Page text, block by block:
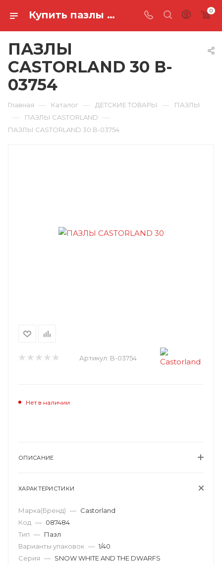
Купить пазлы castorland 30 B-03754 в Ростове-на-Дону 0
ПАЗЛЫ
CASTORLAND 30 B-
03754
Главная — Каталог — ДЕТСКИЕ ТОВАРЫ — ПАЗЛЫ
— ПАЗЛЫ CASTORLAND —
ПАЗЛЫ CASTORLAND 30 B-03754
Артикул: B-03754
Нет в наличии
ОПИСАНИЕ
ХАРАКТЕРИСТИКИ
Марка(Бренд) — Castorland
Код — 087484
Тип — Пазл
Варианты упаковок — 1/40
Серия — SNOW WHITE AND THE DWARFS